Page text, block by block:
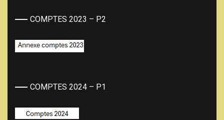
COMPTES 2023 – P2
COMPTES 2024 – P1